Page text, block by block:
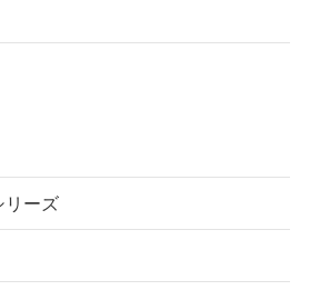
リーズ